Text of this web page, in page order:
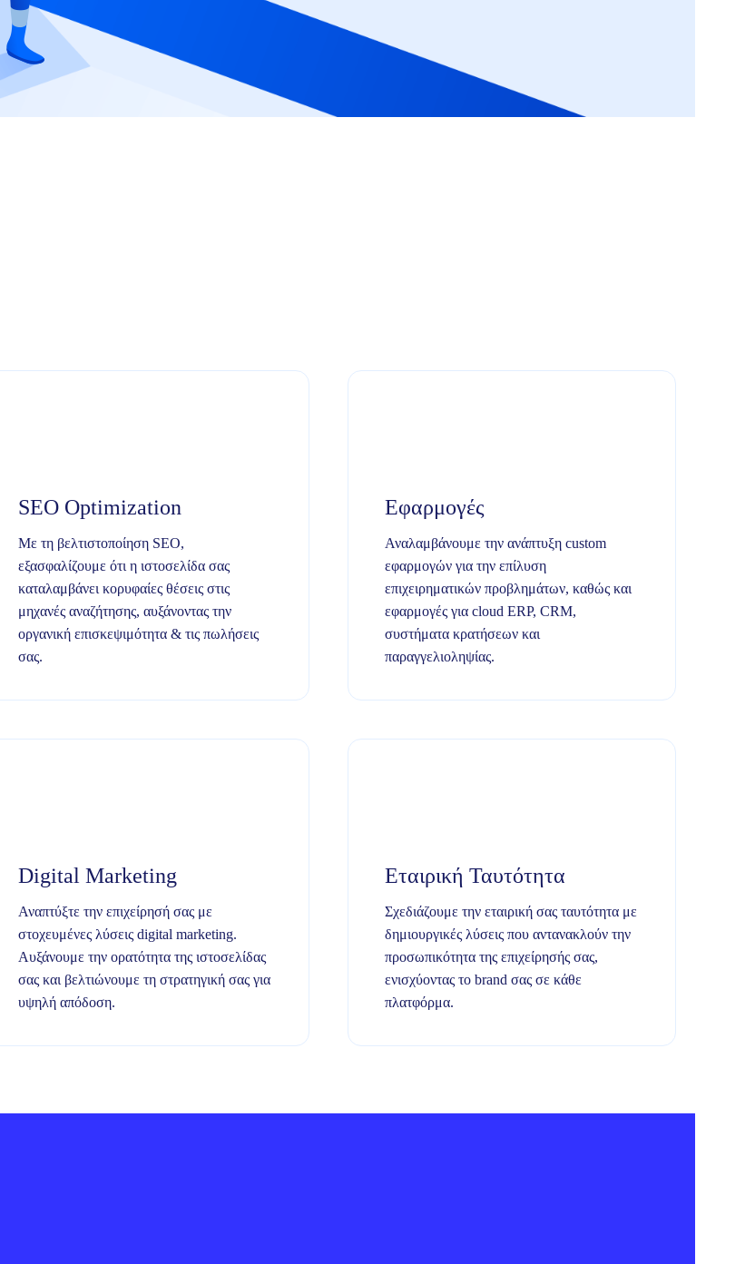
SEO Optimization
Με τη βελτιστοποίηση SEO,
εξασφαλίζουμε ότι η ιστοσελίδα σας
καταλαμβάνει κορυφαίες θέσεις στις
μηχανές αναζήτησης, αυξάνοντας την
οργανική επισκεψιμότητα & τις πωλήσεις
σας.
Εφαρμογές
Αναλαμβάνουμε την ανάπτυξη custom
εφαρμογών για την επίλυση
επιχειρηματικών προβλημάτων, καθώς και
εφαρμογές για cloud ERP, CRM,
συστήματα κρατήσεων και
παραγγελιοληψίας.
Digital Marketing
Αναπτύξτε την επιχείρησή σας με
στοχευμένες λύσεις digital marketing.
Αυξάνουμε την ορατότητα της ιστοσελίδας
σας και βελτιώνουμε τη στρατηγική σας για
υψηλή απόδοση.
Εταιρική Ταυτότητα
Σχεδιάζουμε την εταιρική σας ταυτότητα με
δημιουργικές λύσεις που αντανακλούν την
προσωπικότητα της επιχείρησής σας,
ενισχύοντας το brand σας σε κάθε
πλατφόρμα.